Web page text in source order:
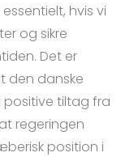
hvis vi
og sikre
Det er
den danske
tiltag fra
regeringen
position i